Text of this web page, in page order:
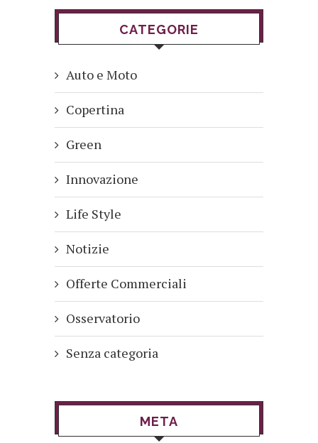
CATEGORIE
Auto e Moto
Copertina
Green
Innovazione
Life Style
Notizie
Offerte Commerciali
Osservatorio
Senza categoria
META